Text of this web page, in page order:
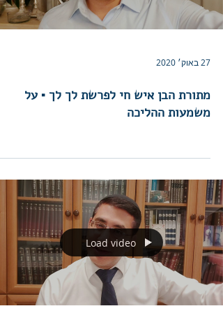
27 באוק׳ 2020
מתורת הבן איש חי לפרשת לך לך ▪︎ על
משמעות ההליכה
Load video